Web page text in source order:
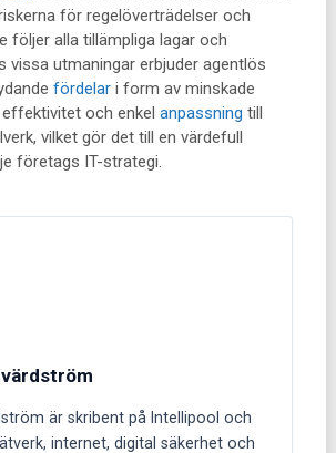
för regelöverträdelser och
följer alla tillämpliga lagar och
vissa utmaningar erbjuder agentlös
fördelari form av minskade
och enkel anpassning till
vilket gör det till en värdefull
företags IT-strategi.
är skribent på Intellipool och
internet, digital säkerhet och